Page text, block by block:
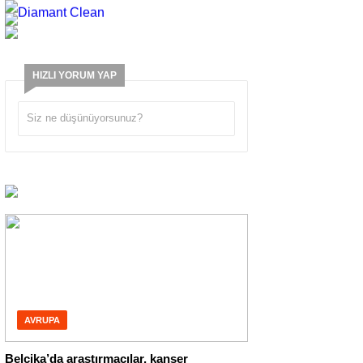
HIZLI YORUM YAP
AVRUPA
Belçika’da araştırmacılar, kanser